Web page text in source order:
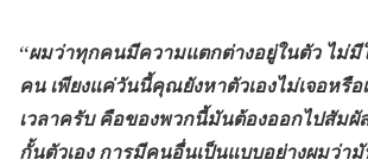
“ผมว่าทุกคนมีความแตกต่างอยู่ในตัว ไม่
คน เพียงแค่วันนี้คุณยังหาตัวเองไม่เจอหรือ
เวลาครับ คือของพวกนี้มันต้องออกไปสัมผั
กั้นตัวเอง การมีคนอื่นเป็นแบบอย่างผมว่า